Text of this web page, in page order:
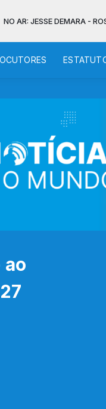
DEMARA - ROSA FIEL